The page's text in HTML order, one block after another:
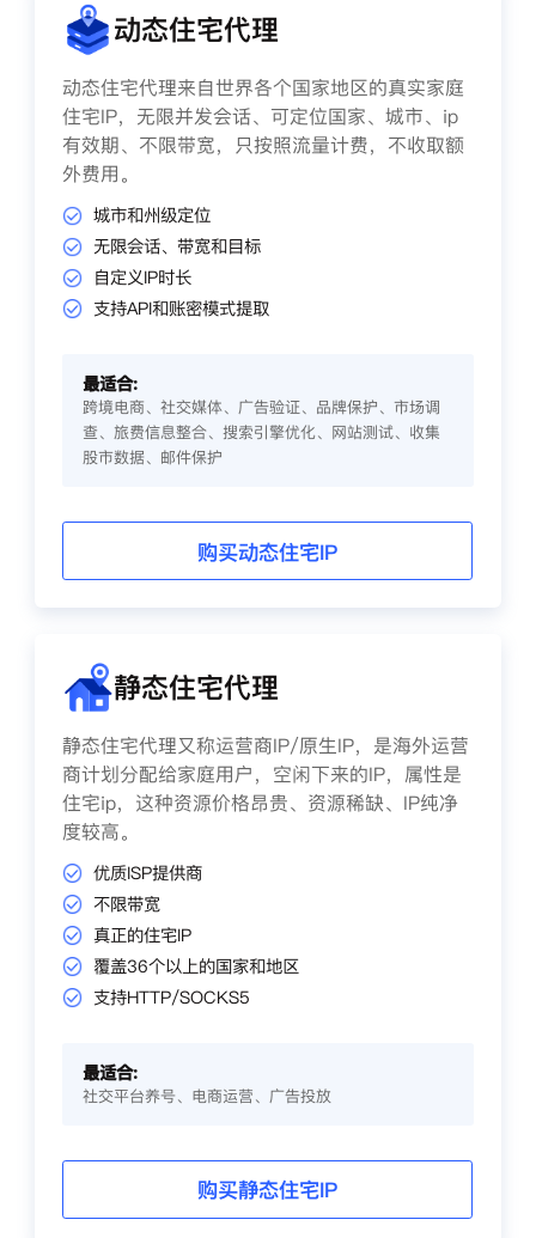
动态住宅代理
动态住宅代理来自世界各个国家地区的真实家庭
住宅IP，无限并发会话、可定位国家、城市、ip
有效期、不限带宽，只按照流量计费，不收取额
外费用。
城市和州级定位
无限会话、带宽和目标
自定义IP时长
支持API和账密模式提取
最适合:
跨境电商、社交媒体、广告验证、品牌保护、市场调
查、旅费信息整合、搜索引擎优化、网站测试、收集
股市数据、邮件保护
购买动态住宅IP
静态住宅代理
静态住宅代理又称运营商IP/原生IP，是海外运营
商计划分配给家庭用户，空闲下来的IP，属性是
住宅ip，这种资源价格昂贵、资源稀缺、IP纯净
度较高。
优质ISP提供商
不限带宽
真正的住宅IP
覆盖36个以上的国家和地区
支持HTTP/SOCKS5
最适合:
社交平台养号、电商运营、广告投放
购买静态住宅IP